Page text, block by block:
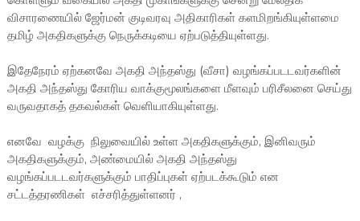
விசாரணையில் ஜேர்மன் குடிவரவு அதிகாரிகள் களமிறங்கியுள்ளமை
தமிழ் அகதிகளுக்கு நெருக்கடியை ஏற்படுத்தியுள்ளது.
இதேநேரம் ஏற்கனவே அகதி அந்தஸ்து (வீசா) வழங்கப்படடவர்களின்
அகதி அந்தஸ்து கோரிய வாக்குமூலங்களை மீளவும் பரிசீலனை செய்து
வருவதாகத் தகவல்கள் வெளியாகியுள்ளது.
எனவே வழக்கு நிலுவையில் உள்ள அகதிகளுக்கும், இனிவரும்
அகதிகளுக்கும், அண்மையில் அகதி அந்தஸ்து
வழங்கப்படடவர்களுக்கும் பாதிப்புகள் ஏற்படக்கூடும் என
சட்டத்தரணிகள் எச்சரித்துள்ளனர் ,